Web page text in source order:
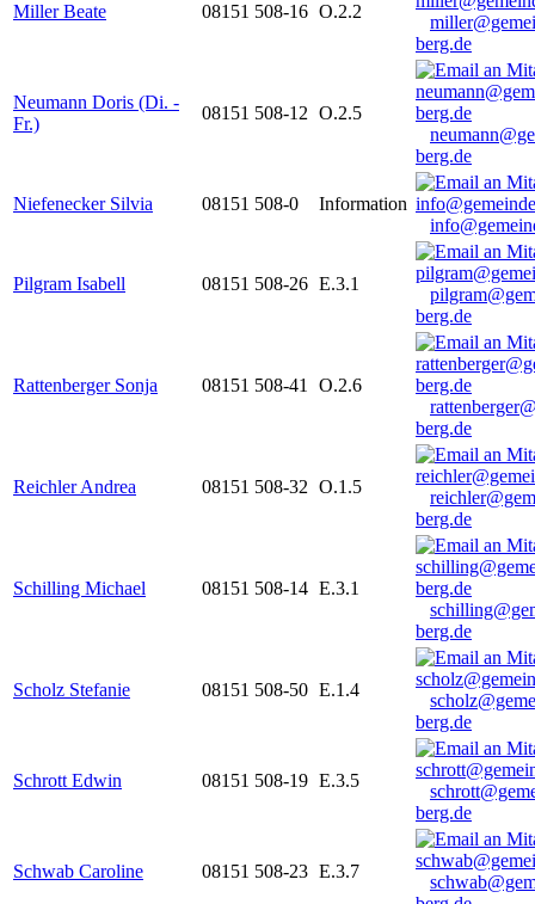
Miller Beate 08151 508-16 O.2.2
berg.de
Neumann Doris (Di. -
Fr.)
08151 508-12 O.2.5
berg.de
Niefenecker Silvia 08151 508-0
Information
Pilgram Isabell 08151 508-26 E.3.1
berg.de
Rattenberger Sonja 08151 508-41
O.2.6
berg.de
Reichler Andrea 08151 508-32 O.1.5
berg.de
Schilling Michael 08151 508-14 E.3.1
berg.de
Scholz Stefanie 08151 508-50 E.1.4
berg.de
Schrott Edwin 08151 508-19 E.3.5
berg.de
Schwab Caroline 08151 508-23 E.3.7